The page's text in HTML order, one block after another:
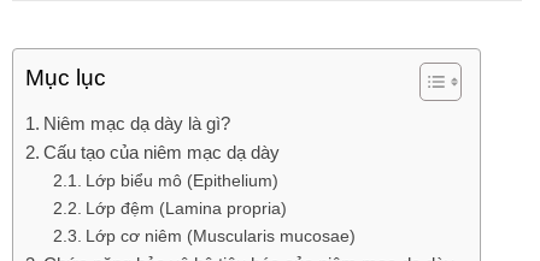
Mục lục
Niêm mạc dạ dày là gì?
Cấu tạo của niêm mạc dạ dày
Lớp biểu mô (Epithelium)
Lớp đệm (Lamina propria)
Lớp cơ niêm (Muscularis mucosae)